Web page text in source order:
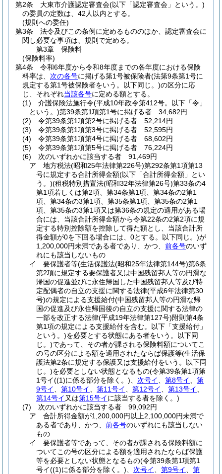
第2条
大東市介護認定審査会(以下「認定審査会」という。)
の委員の定数は、42人以内とする。
(規則への委任)
第3条
法令及びこの条例に定めるもののほか、認定審査会に
関し必要な事項は、規則で定める。
第3章
保険料
(保険料率)
第4条
令和6年度から令和8年度までの各年度における保険
料率は、 次の各号に掲げる第1号被保険者(法第9条第1号に
規定する第1号被保険者をいう。以下同じ。)の区分に応
じ、それぞれ当該各号に定める額とする。
(1)
介護保険法施行令(平成10年政令第412号。以下「令」
という。)第39条第1項第1号に掲げる者 34,682円
(2)
令第39条第1項第2号に掲げる者 52,214円
(3)
令第39条第1項第3号に掲げる者 52,595円
(4)
令第39条第1項第4号に掲げる者 68,602円
(5)
令第39条第1項第5号に掲げる者 76,224円
(6)
次のいずれかに該当する者 91,469円
ア
地方税法(昭和25年法律第226号)第292条第1項第13
号に規定する合計所得金額(以下「合計所得金額」とい
う。)(租税特別措置法(昭和32年法律第26号)第33条の4
第1項若しくは第2項、第34条第1項、第34条の2第1
項、第34条の3第1項、第35条第1項、第35条の2第1
項、第35条の3第1項又は第36条の規定の適用がある場
合には、当該合計所得金額から令第22条の2第2項に規
定する特別控除額を控除して得た額とし、当該合計所
得金額が0を下回る場合には、0とする。以下同じ。)が
1,200,000円未満である者であり、かつ、 前各号のいず
れにも該当しないもの
イ
要保護者等(生活保護法(昭和25年法律第144号)第6条
第2項に規定する要保護者又は中国残留邦人等の円滑な
帰国の促進並びに永住帰国した中国残留邦人等及び特
定配偶者の自立の支援に関する法律(平成6年法律第30
号)の規定による支援給付(中国残留邦人等の円滑な帰
国の促進及び永住帰国後の自立の支援に関する法律の
一部を改正する法律(平成19年法律第127号)附則第4条
第1項の規定による支援給付を含む。以下「支援給付」
という。)を必要とする状態にある者をいう。以下同
じ。)であって、その者が課される保険料額についてこ
の号の区分による額を適用されたならば保護等(生活保
護法第2条に規定する保護又は支援給付をいう。以下同
じ。)を必要としない状態となるもの(令第39条第1項第
1号イ((1)に係る部分を除く。) 次号イ 第8号イ
第
9号イ
第10号イ 第11号イ 第12号イ 第13号イ
第14号イ 又は第15号イに該当する者を除く。)
(7)
次のいずれかに該当する者 99,092円
ア
合計所得金額が1,200,000円以上2,100,000円未満で
ある者であり、かつ、 前各号のいずれにも該当しない
もの
イ
要保護者等であって、その者が課される保険料額に
ついてこの号の区分による額を適用されたならば保護
等を必要としない状態となるもの(令第39条第1項第1
号イ((1)に係る部分を除く。) 次号イ 第9号イ
第